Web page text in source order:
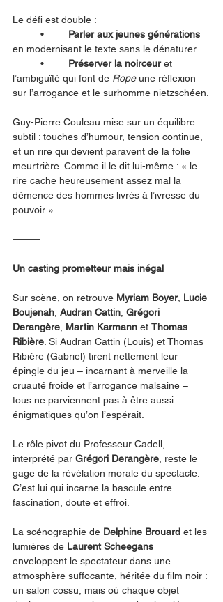
Le défi est double :
Parler aux jeunes générations
en modernisant le texte sans le dénaturer.
Préserver la noirceur et
l’ambiguïté qui font de Rope une réflexion
sur l’arrogance et le surhomme nietzschéen.
Guy-Pierre Couleau mise sur un équilibre
subtil : touches d’humour, tension continue,
et un rire qui devient paravent de la folie
meurtrière. Comme il le dit lui-même : « le
rire cache heureusement assez mal la
démence des hommes livrés à l’ivresse du
pouvoir ».
⸻
Un casting prometteur mais inégal
Sur scène, on retrouve Myriam Boyer, Lucie
Boujenah Audran Cattin Grégori
Derangère Martin Karmann et Thomas
Ribière . Si Audran Cattin (Louis) et Thomas
Ribière (Gabriel) tirent nettement leur
épingle du jeu – incarnant à merveille la
cruauté froide et l’arrogance malsaine –
tous ne parviennent pas à être aussi
énigmatiques qu’on l’espérait.
Le rôle pivot du Professeur Cadell,
interprété par Grégori Derangère , reste le
gage de la révélation morale du spectacle.
C’est lui qui incarne la bascule entre
fascination, doute et effroi.
La scénographie de Delphine Brouard et les
lumières de Laurent Scheegans
enveloppent le spectateur dans une
atmosphère suffocante, héritée du film noir :
un salon cossu, mais où chaque objet